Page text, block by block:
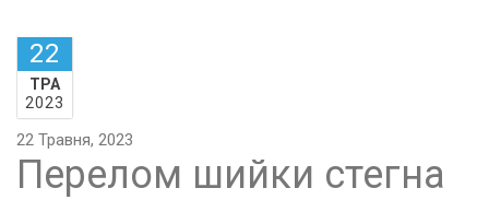
22
ТРА
2023
22 Травня, 2023
Перелом шийки стегна